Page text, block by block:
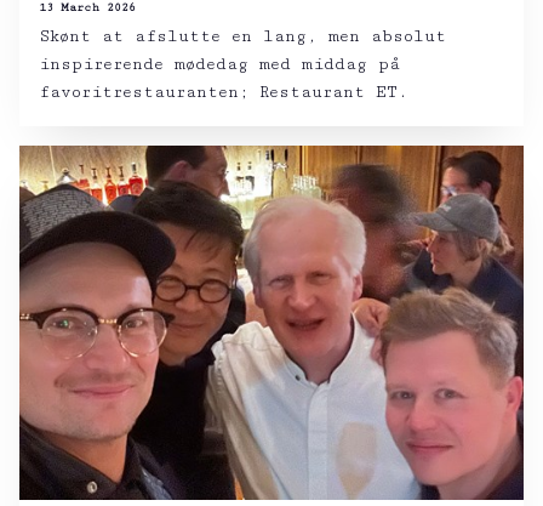
13 March 2026
Skønt at afslutte en lang, men absolut
inspirerende mødedag med middag på
favoritrestauranten; Restaurant ET.